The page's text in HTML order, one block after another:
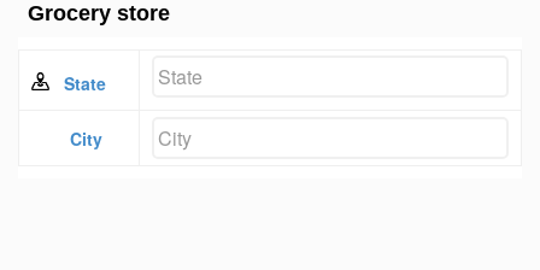
Grocery store
State
City